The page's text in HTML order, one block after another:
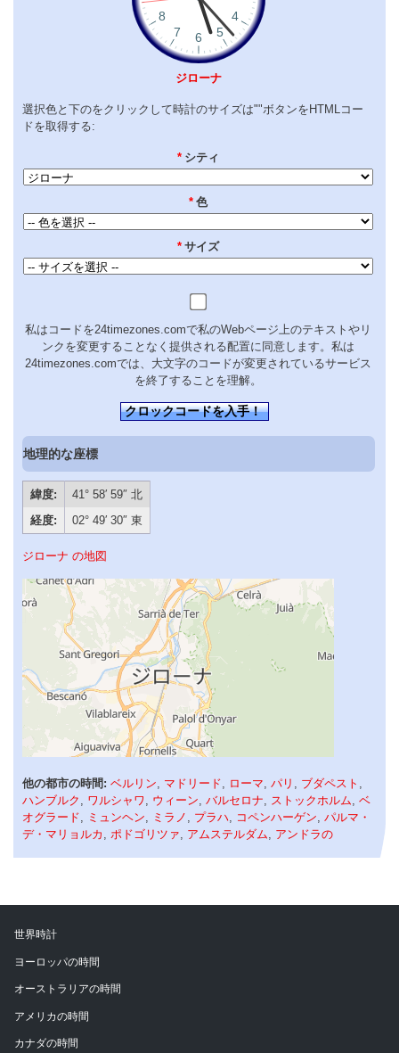
ジローナ
選択色と下のをクリックして時計のサイズは""ボタンをHTMLコー
ドを取得する:
* シティ
* 色
* サイズ
私はコードを24timezones.comで私のWebページ上のテキストやリ
ンクを変更することなく提供される配置に同意します。私は
24timezones.comでは、大文字のコードが変更されているサービス
を終了することを理解。
クロックコードを入手！
地理的な座標
緯度:
41° 58′ 59″ 北
経度:
02° 49′ 30″ 東
ジローナ の地図
他の都市の時間: ベルリン マドリード ローマ パリ ブダペスト
ハンブルク
ワルシャワ ウィーン バルセロナ ストックホルム ベ
オグラード
ミュンヘン ミラノ プラハ コペンハーゲン パルマ・
デ・マリョルカ
ポドゴリツァ アムステルダム アンドラの
世界時計
ヨーロッパの時間
オーストラリアの時間
アメリカの時間
カナダの時間